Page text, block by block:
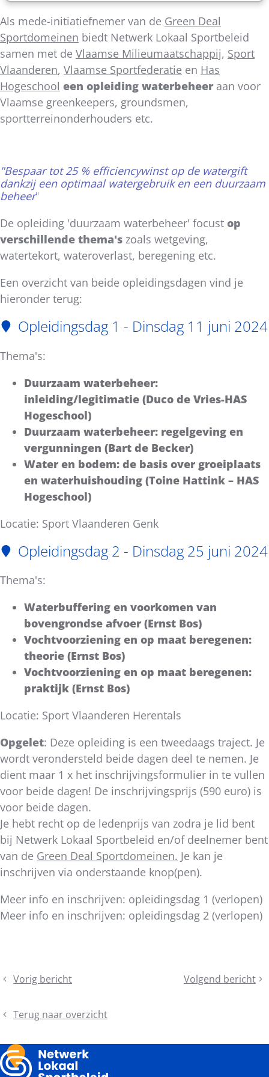
Als mede-initiatiefnemer van de Green Deal
Sportdomeinen biedt Netwerk Lokaal Sportbeleid
samen met de Vlaamse Milieumaatschappij, Sport
Vlaanderen, Vlaamse Sportfederatie en Has
Hogeschool een opleiding waterbeheeraan voor
Vlaamse greenkeepers, groundsmen,
sportterreinonderhouders etc.
"Bespaar tot 25 % efficiencywinst op de watergift
dankzij een optimaal watergebruik en een duurzaam
beheer"
De opleiding 'duurzaam waterbeheer' focust op
verschillende thema's zoals wetgeving,
watertekort, wateroverlast, beregening etc.
Een overzicht van beide opleidingsdagen vind je
hieronder terug:
Opleidingsdag 1 - Dinsdag 11 juni 2024
Thema's:
Duurzaam waterbeheer:
inleiding/legitimatie (Duco de Vries-HAS
Hogeschool)
Duurzaam waterbeheer: regelgeving en
vergunningen (Bart de Becker)
Water en bodem: de basis over groeiplaats
en waterhuishouding (Toine Hattink – HAS
Hogeschool)
Locatie: Sport Vlaanderen Genk
Opleidingsdag 2 - Dinsdag 25 juni 2024
Thema's:
Waterbuffering en voorkomen van
bovengrondse afvoer (Ernst Bos)
Vochtvoorziening en op maat beregenen:
theorie (Ernst Bos)
Vochtvoorziening en op maat beregenen:
praktijk (Ernst Bos)
Locatie: Sport Vlaanderen Herentals
Opgelet: Deze opleiding is een tweedaags traject. Je
wordt verondersteld beide dagen deel te nemen. Je
dient maar 1 x het inschrijvingsformulier in te vullen
voor beide dagen! De inschrijvingsprijs (590 euro) is
voor beide dagen.
Je hebt recht op de ledenprijs van zodra je lid bent
bij Netwerk Lokaal Sportbeleid en/of deelnemer bent
van de Green Deal Sportdomeinen. Je kan je
inschrijven via onderstaande knop(pen).
Meer info en inschrijven: opleidingsdag 1 (verlopen)
Meer info en inschrijven: opleidingsdag 2 (verlopen)
Deel
bericht
Vorig bericht
Bevraging
vaardigheden
van
traditionele
Volgend bericht
Thema's
Terug naar overzicht